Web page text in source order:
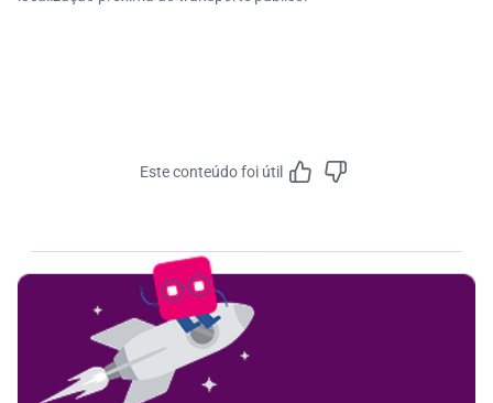
Este conteúdo foi útil